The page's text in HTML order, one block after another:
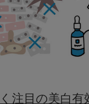
注目の美白有